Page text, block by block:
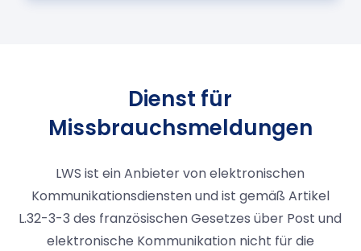
Dienst für
Missbrauchsmeldungen
LWS ist ein Anbieter von elektronischen
Kommunikationsdiensten und ist gemäß Artikel
L.32-3-3 des französischen Gesetzes über Post und
elektronische Kommunikation nicht für die